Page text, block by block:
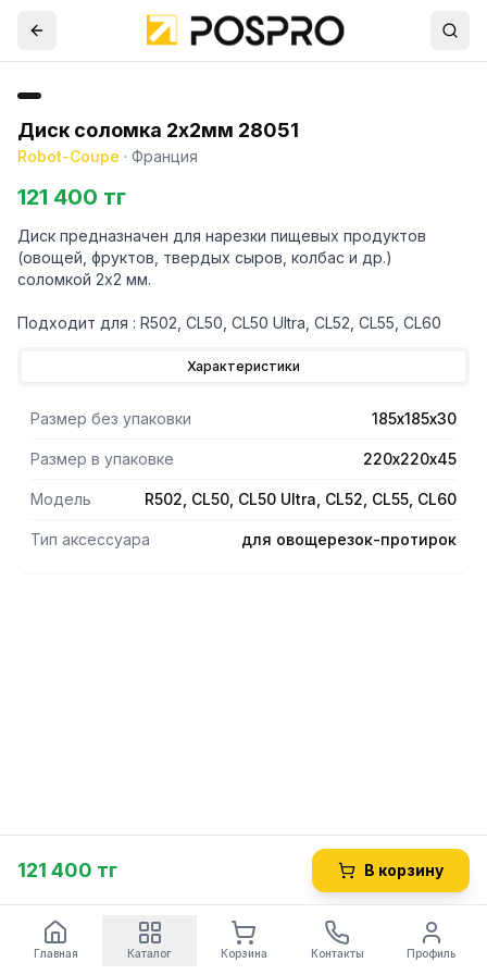
Диск соломка 2х2мм 28051
Robot-Coupe · Франция
121 400 тг
Диск предназначен для нарезки пищевых продуктов
(овощей, фруктов, твердых сыров, колбас и др.)
соломкой 2х2 мм.
Подходит для : R502, CL50, CL50 Ultra, CL52, CL55, CL60
Характеристики
Размер без упаковки 185х185х30
Размер в упаковке 220х220х45
Модель R502, CL50, CL50 Ultra, CL52, CL55, CL60
Тип аксессуара для овощерезок-протирок
121 400 тг В корзину
Главная Каталог Корзина Контакты Профиль